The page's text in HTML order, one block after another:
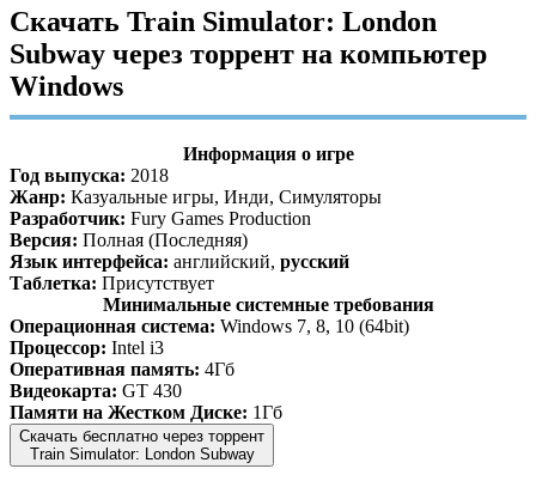
Скачать Train Simulator: London
Subway через торрент на компьютер
Windows
Информация о игре
Год выпуска: 2018
Жанр: Казуальные игры, Инди, Симуляторы
Разработчик: Fury Games Production
Версия: Полная (Последняя)
Язык интерфейса: английский, русский
Таблетка: Присутствует
Минимальные системные требования
Операционная система: Windows 7, 8, 10 (64bit)
Процессор: Intel i3
Оперативная память: 4Гб
Видеокарта: GT 430
Памяти на Жестком Диске: 1Гб
Скачать бесплатно через торрент
Train Simulator: London Subway